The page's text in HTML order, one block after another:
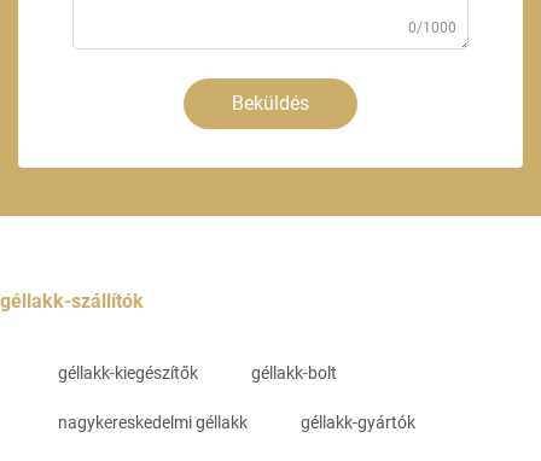
0/1000
Beküldés
géllakk-szállítók
géllakk-kiegészítők géllakk-bolt
nagykereskedelmi géllakk géllakk-gyártók